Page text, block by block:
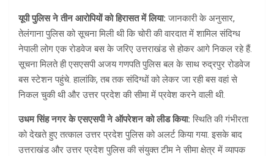
यूपी पुलिस ने तीन आरोपियों को हिरासत में लिया:जानकारी के अनुसार,
तेलंगाना पुलिस को सूचना मिली थी कि चोरी की वारदात में शामिल संदिग्ध
नेपाली लोग एक रोडवेज बस के जरिए उत्तराखंड से होकर आगे निकल रहे हैं.
सूचना मिलते ही एसएसपी अजय गणपति पुलिस बल के साथ रुद्रपुर रोडवेज
बस स्टेशन पहुंचे. हालांकि, तब तक संदिग्धों को लेकर जा रही बस वहां से
निकल चुकी थी और उत्तर प्रदेश की सीमा में प्रवेश करने वाली थी.
उधम सिंह नगर के एसएसपी ने ऑपरेशन को लीड किया:स्थिति की गंभीरता
को देखते हुए तत्काल उत्तर प्रदेश पुलिस को अलर्ट किया गया. इसके बाद
उत्तराखंड और उत्तर प्रदेश पुलिस की संयुक्त टीम ने सीमा क्षेत्र में व्यापक